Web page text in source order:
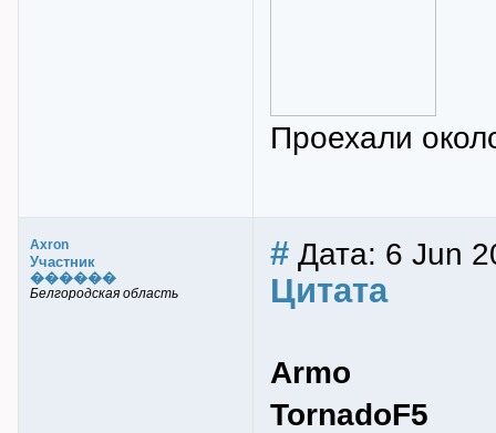
Проехали
Axron
Участник
������
Белгородская область
# Дата: 6 Jun
Цитата
Armo
TornadoF5